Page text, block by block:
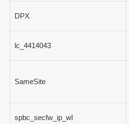
DPX
lc_4414043
SameSite
spbc_secfw_ip_wl